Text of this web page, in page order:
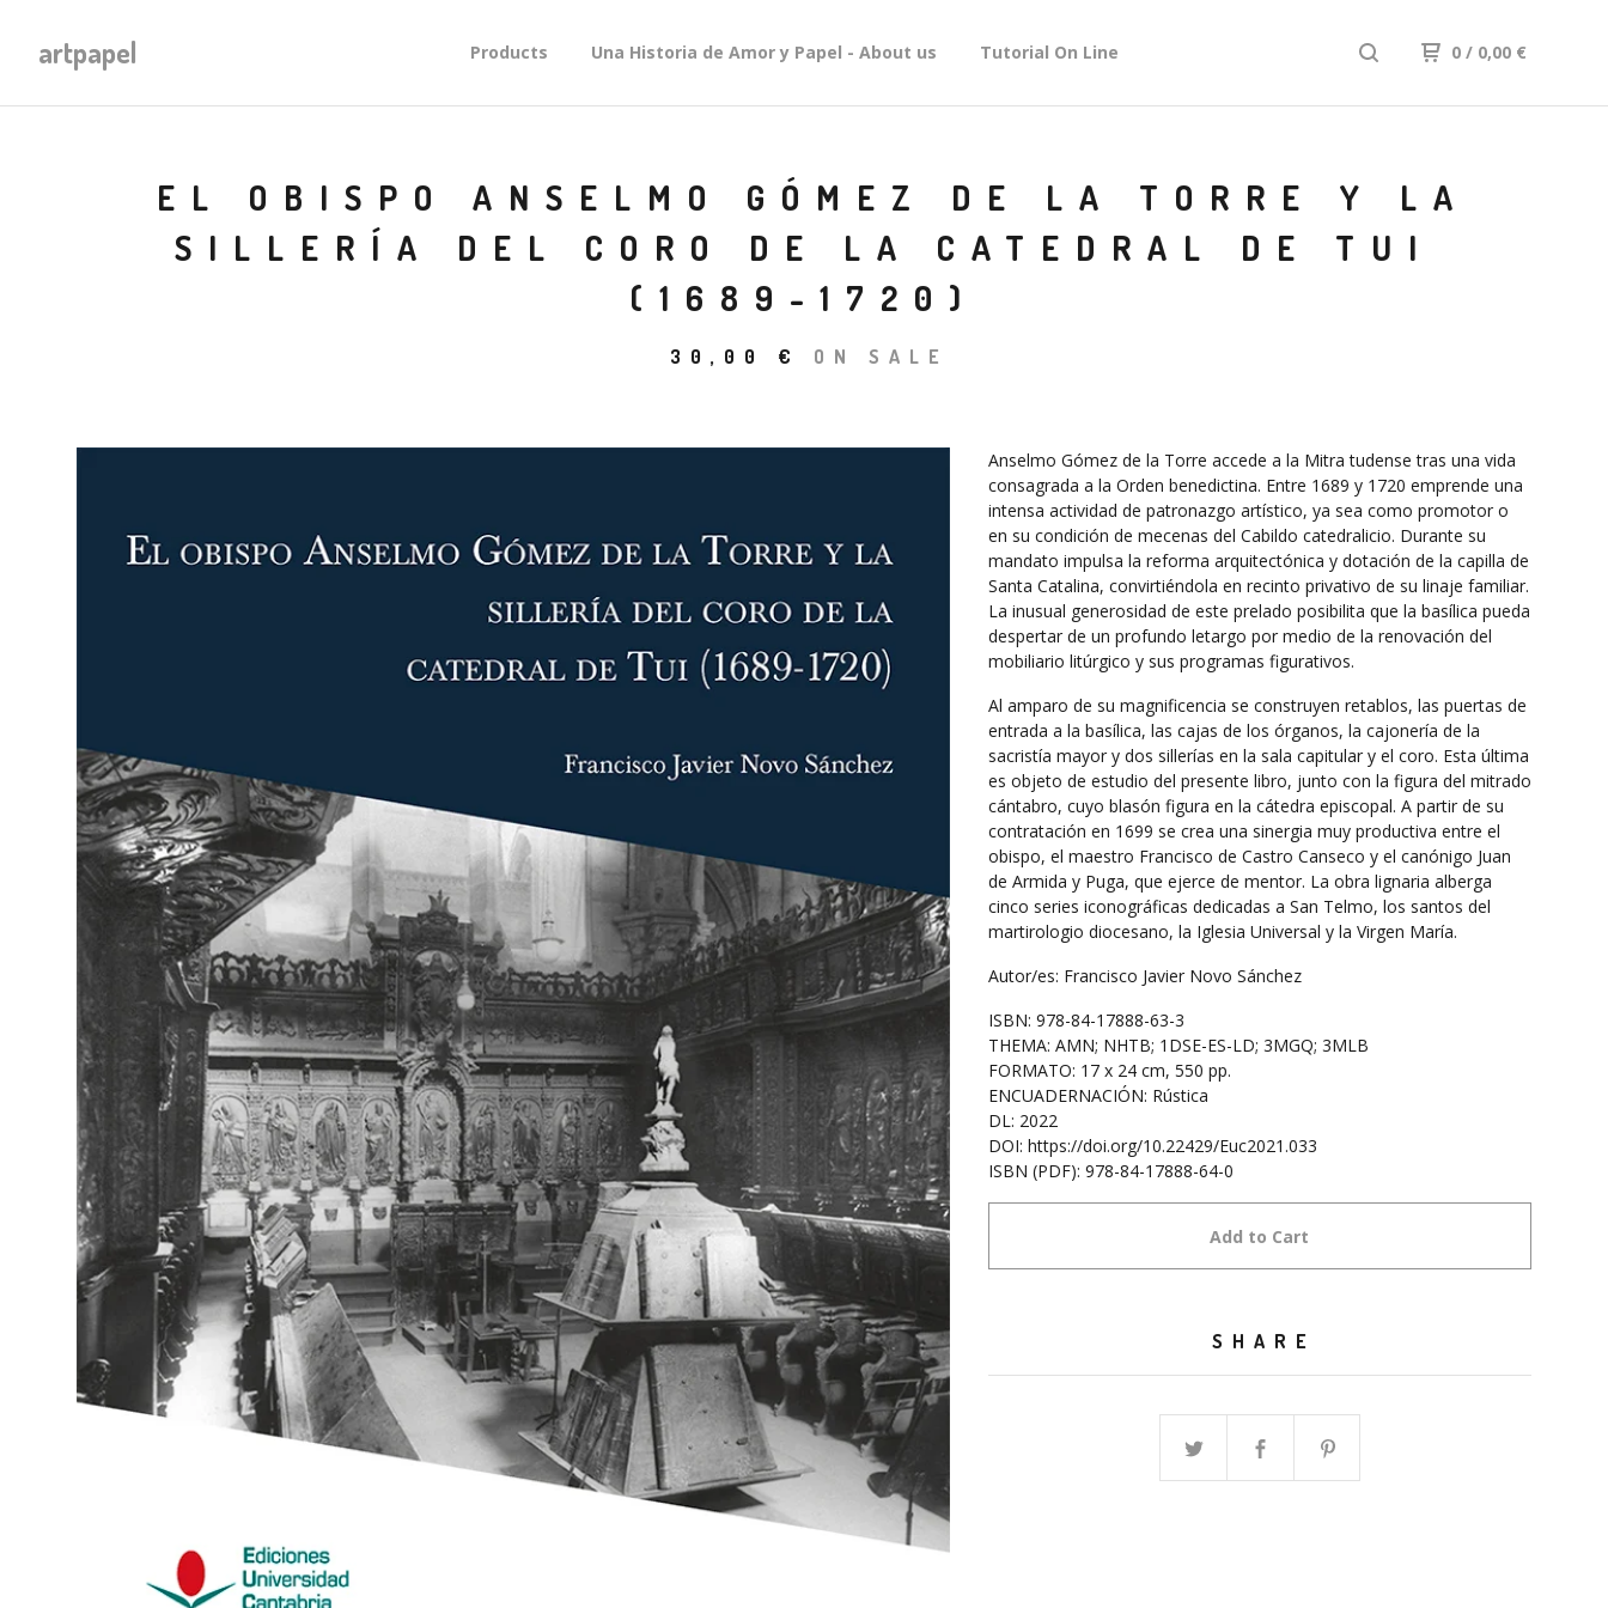
artpapel Products Una Historia de Amor y Papel - About us Tutorial On Line 0 / 0,00 €
EL OBISPO ANSELMO GÓMEZ DE LA TORRE Y LA
SILLERÍA DEL CORO DE LA CATEDRAL DE TUI
(1689-1720)
30,00 € ON SALE
Anselmo Gómez de la Torre accede a la Mitra tudense tras una vida
consagrada a la Orden benedictina. Entre 1689 y 1720 emprende una
intensa actividad de patronazgo artístico, ya sea como promotor o
en su condición de mecenas del Cabildo catedralicio. Durante su
mandato impulsa la reforma arquitectónica y dotación de la capilla de
Santa Catalina, convirtiéndola en recinto privativo de su linaje familiar.
La inusual generosidad de este prelado posibilita que la basílica pueda
despertar de un profundo letargo por medio de la renovación del
mobiliario litúrgico y sus programas figurativos.
Al amparo de su magnificencia se construyen retablos, las puertas de
entrada a la basílica, las cajas de los órganos, la cajonería de la
sacristía mayor y dos sillerías en la sala capitular y el coro. Esta última
es objeto de estudio del presente libro, junto con la figura del mitrado
cántabro, cuyo blasón figura en la cátedra episcopal. A partir de su
contratación en 1699 se crea una sinergia muy productiva entre el
obispo, el maestro Francisco de Castro Canseco y el canónigo Juan
de Armida y Puga, que ejerce de mentor. La obra lignaria alberga
cinco series iconográficas dedicadas a San Telmo, los santos del
martirologio diocesano, la Iglesia Universal y la Virgen María.
Autor/es: Francisco Javier Novo Sánchez
ISBN: 978-84-17888-63-3
THEMA: AMN; NHTB; 1DSE-ES-LD; 3MGQ; 3MLB
FORMATO: 17 x 24 cm, 550 pp.
ENCUADERNACIÓN: Rústica
DL: 2022
DOI: https://doi.org/10.22429/Euc2021.033
ISBN (PDF): 978-84-17888-64-0
Add to Cart
SHARE